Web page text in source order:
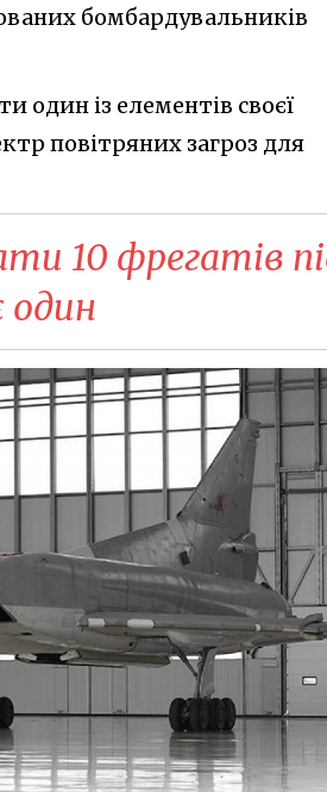
бомбардувальників
один із елементів своєї
повітряних загроз для
10 фрегатів